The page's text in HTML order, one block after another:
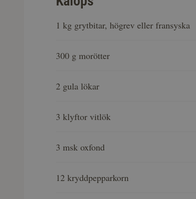
1 kg grytbitar, högrev eller fransyska
300 g morötter
2 gula lökar
3 klyftor vitlök
3 msk oxfond
12 kryddpepparkorn